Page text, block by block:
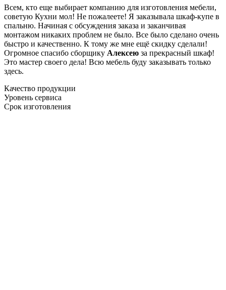
Всем, кто еще выбирает компанию для изготовления мебели,
советую Кухни мол! Не пожалеете! Я заказывала шкаф-купе в
спальню. Начиная с обсуждения заказа и заканчивая
монтажом никаких проблем не было. Все было сделано очень
быстро и качественно. К тому же мне ещё скидку сделали!
Огромное спасибо сборщику Алексею за прекрасный шкаф!
Это мастер своего дела! Всю мебель буду заказывать только
здесь.
Качество продукции
Уровень сервиса
Срок изготовления